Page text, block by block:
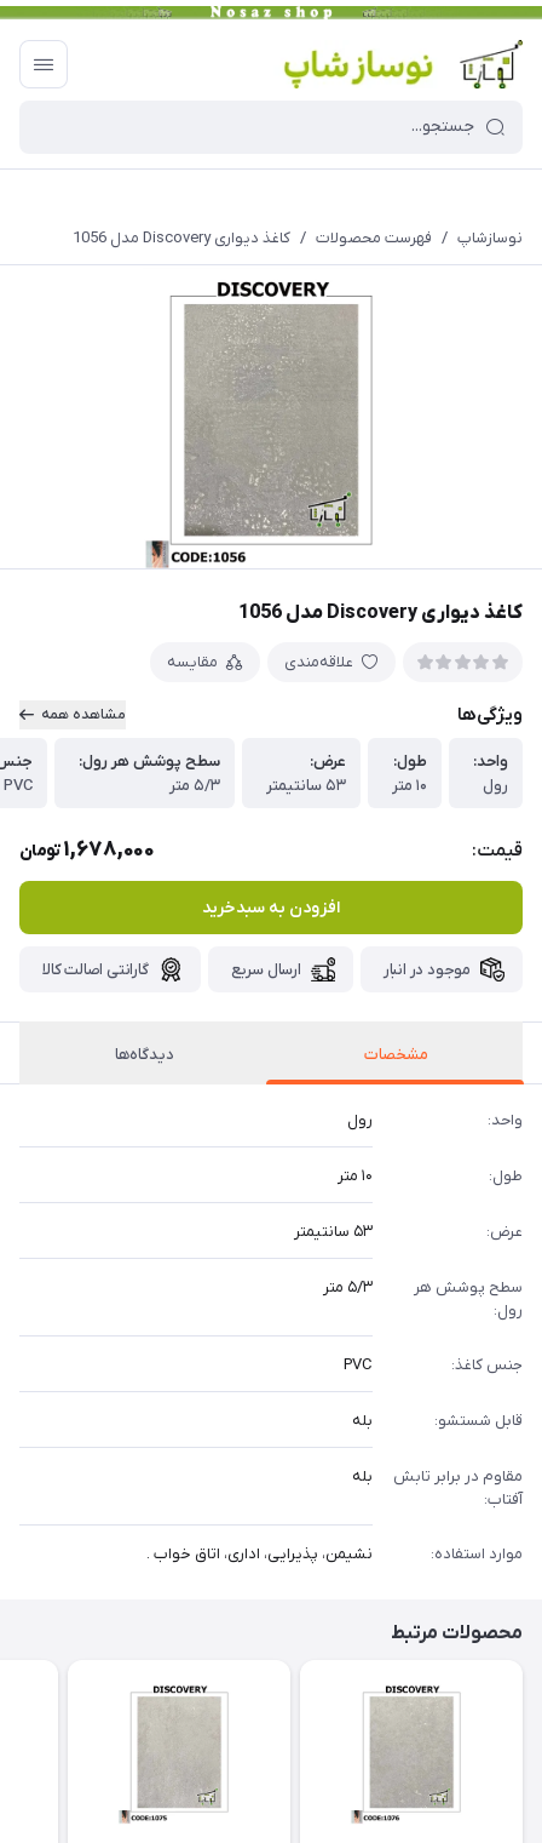
نوسازشاپ / فهرست محصولات / کاغذ دیواری Discovery مدل 1056
کاغذ دیواری Discovery مدل 1056
علاقه‌مندی مقایسه
ویژگی‌ها مشاهده همه
واحد:
رول
طول:
۱۰ متر
عرض:
۵۳ سانتیمتر
سطح پوشش هر رول:
۵/۳ متر
جنس
PVC
قیمت: 1,678,000تومان
افزودن به سبدخرید
موجود در انبار ارسال سریع گارانتی اصالت کالا
مشخصات دیدگاه‌ها
واحد: رول
طول: ۱۰ متر
عرض: ۵۳ سانتیمتر
سطح پوشش هر
رول:
۵/۳ متر
جنس کاغذ: PVC
قابل شستشو: بله
مقاوم در برابر تابش
آفتاب:
بله
موارد استفاده: نشیمن، پذیرایی، اداری، اتاق خواب .
محصولات مرتبط